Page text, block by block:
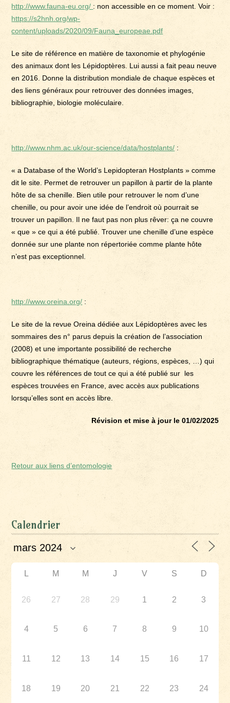
http://www.fauna-eu.org/ : non accessible en ce moment. Voir :
https://s2hnh.org/wp-
content/uploads/2020/09/Fauna_europeae.pdf
Le site de référence en matière de taxonomie et phylogénie
des animaux dont les Lépidoptères. Lui aussi a fait peau neuve
en 2016. Donne la distribution mondiale de chaque espèces et
des liens généraux pour retrouver des données images,
bibliographie, biologie moléculaire.
http://www.nhm.ac.uk/our-science/data/hostplants/ :
« a Database of the World’s Lepidopteran Hostplants » comme
dit le site. Permet de retrouver un papillon à partir de la plante
hôte de sa chenille. Bien utile pour retrouver le nom d’une
chenille, ou pour avoir une idée de l’endroit où pourrait se
trouver un papillon. Il ne faut pas non plus rêver: ça ne couvre
« que » ce qui a été publié. Trouver une chenille d’une espèce
donnée sur une plante non répertoriée comme plante hôte
n’est pas exceptionnel.
http://www.oreina.org/ :
Le site de la revue Oreina dédiée aux Lépidoptères avec les
sommaires des n° parus depuis la création de l’association
(2008) et une importante possibilité de recherche
bibliographique thématique (auteurs, régions, espèces, …) qui
couvre les références de tout ce qui a été publié sur les
espèces trouvées en France, avec accès aux publications
lorsqu’elles sont en accès libre.
Révision et mise à jour le 01/02/2025
Retour aux liens d’entomologie
Calendrier
L M M J V S D
26 27 28 29 1 2 3
4 5 6 7 8 9 10
11 12 13 14 15 16 17
18 19 20 21 22 23 24